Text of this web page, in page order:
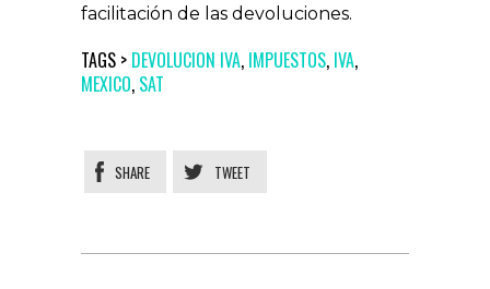
facilitación de las devoluciones.
TAGS > DEVOLUCION IVA, IMPUESTOS, IVA,
MEXICO, SAT
SHARE TWEET